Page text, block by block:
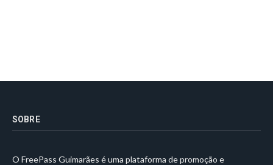
SOBRE
O FreePass Guimarães é uma plataforma de promoção e